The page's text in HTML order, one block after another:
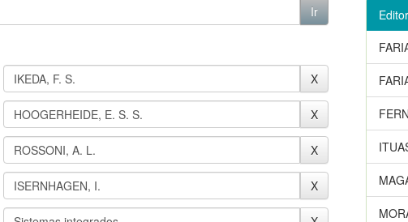
Editor